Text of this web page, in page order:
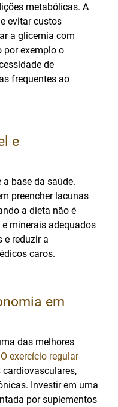
metabólicas. A
evitar custos
a glicemia com
por exemplo o
de
frequentes ao
e
base da saúde.
preencher lacunas
a dieta não é
minerais adequados
e reduzir a
caros.
em
das melhores
O exercício regular
cardiovasculares,
Investir em uma
por suplementos